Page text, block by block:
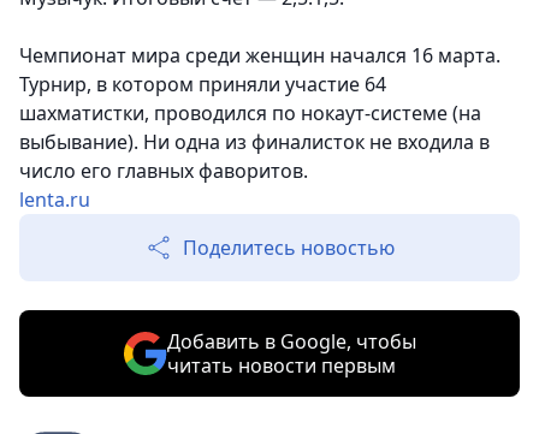
Чемпионат мира среди женщин начался 16 марта.
Турнир, в котором приняли участие 64
шахматистки, проводился по нокаут-системе (на
выбывание). Ни одна из финалисток не входила в
число его главных фаворитов.
lenta.ru
Поделитесь новостью
Добавить в Google, чтобы
читать новости первым